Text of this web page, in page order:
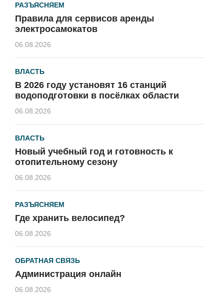
РАЗЪЯСНЯЕМ
Правила для сервисов аренды
электросамокатов
06.08.2026
ВЛАСТЬ
В 2026 году установят 16 станций
водоподготовки в посёлках области
06.08.2026
ВЛАСТЬ
Новый учебный год и готовность к
отопительному сезону
06.08.2026
РАЗЪЯСНЯЕМ
Где хранить велосипед?
06.08.2026
ОБРАТНАЯ СВЯЗЬ
Администрация онлайн
06.08.2026